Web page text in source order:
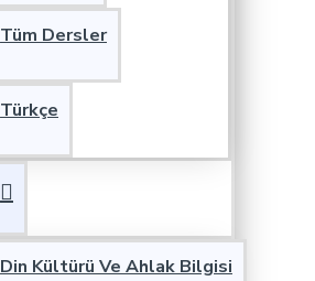
Tüm Dersler
Türkçe
Din Kültürü Ve Ahlak Bilgisi